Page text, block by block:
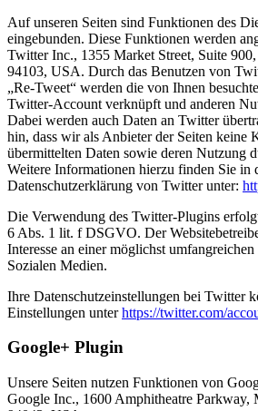
Auf unseren Seiten sind Funktionen des
eingebunden. Diese Funktionen werden
Twitter Inc., 1355 Market Street, Suite
94103, USA. Durch das Benutzen von
„Re-Tweet“ werden die von Ihnen
Twitter-Account verknüpft und anderen
Dabei werden auch Daten an Twitter
hin, dass wir als Anbieter der Seiten keine
übermittelten Daten sowie deren Nutzung
Weitere Informationen hierzu finden Sie in
Datenschutzerklärung von Twitter unter:
Die Verwendung des Twitter-Plugins
6 Abs. 1 lit. f DSGVO. Der
Interesse an einer möglichst
Sozialen Medien.
Ihre Datenschutzeinstellungen bei Twitter
Einstellungen unterhttps://twitter.com/
Google+ Plugin
Unsere Seiten nutzen Funktionen von
Google Inc., 1600 Amphitheatre Parkway,